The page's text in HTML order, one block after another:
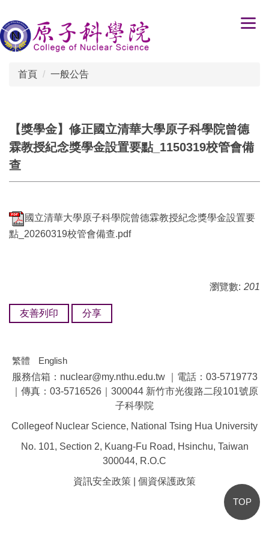
到
主
要
首頁 一般公告
【獎學金】修正國立清華大學原子科學院曾德
霖教授紀念獎學金設置要點_1150319校管會備
查
國立清華大學原子科學院曾德霖教授紀念獎學金設置要
點_20260319校管會備查.pdf
瀏覽數: 201
友善列印 分享
繁體
English
服務信箱：nuclear@my.nthu.edu.tw ｜電話：03-5719773
｜傳真：03-5716526｜300044 新竹市光復路二段101號原
子科學院
Collegeof Nuclear Science, National Tsing Hua University
No. 101, Section 2, Kuang-Fu Road, Hsinchu, Taiwan
300044, R.O.C
資訊安全政策
個資保護政策
TOP